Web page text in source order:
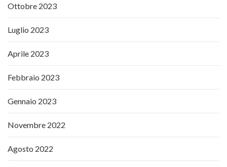
Ottobre 2023
Luglio 2023
Aprile 2023
Febbraio 2023
Gennaio 2023
Novembre 2022
Agosto 2022